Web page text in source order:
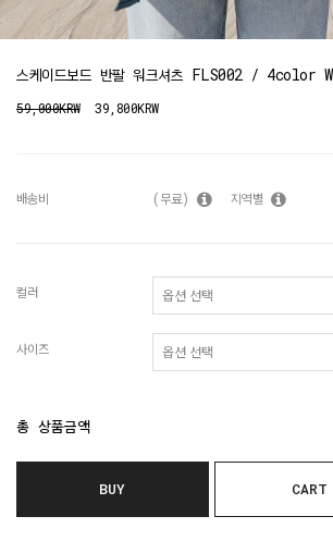
스케이드보드 반팔 워크셔츠 FLS002 / 4color W
59,000KRW 39,800KRW
배송비 (무료) 지역별
컬러
사이즈
총 상품금액
BUY CART